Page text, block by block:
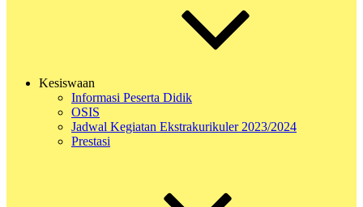
Kesiswaan
Informasi Peserta Didik
OSIS
Jadwal Kegiatan Ekstrakurikuler 2023/2024
Prestasi